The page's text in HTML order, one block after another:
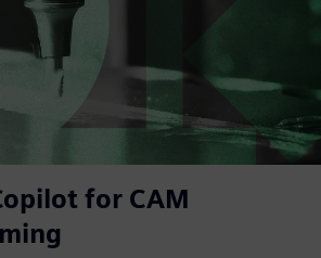
for CAM